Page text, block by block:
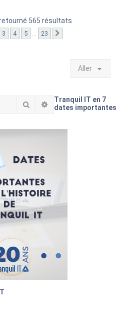
565 résultats
23
3 4 5 23
Aller
RechercherRecherche avancée
Tranquil IT en 7
dates importantes